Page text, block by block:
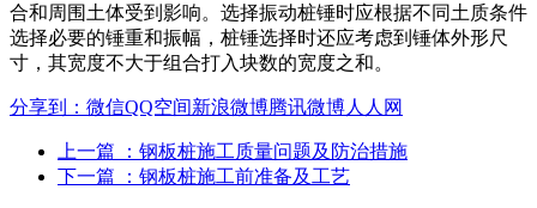
合和周围土体受到影响。选择振动桩锤时应根据不同土质条件
选择必要的锤重和振幅，桩锤选择时还应考虑到锤体外形尺
寸，其宽度不大于组合打入块数的宽度之和。
分享到： 微信QQ空间新浪微博腾讯微博人人网
上一篇
：钢板桩施工质量问题及防治措施
下一篇
：钢板桩施工前准备及工艺